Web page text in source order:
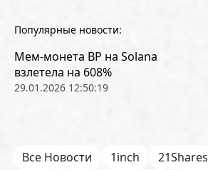
Популярные новости:
Мем-монета BP на Solana
взлетела на 608%
29.01.2026 12:50:19
Все Новости 1inch 21Shares